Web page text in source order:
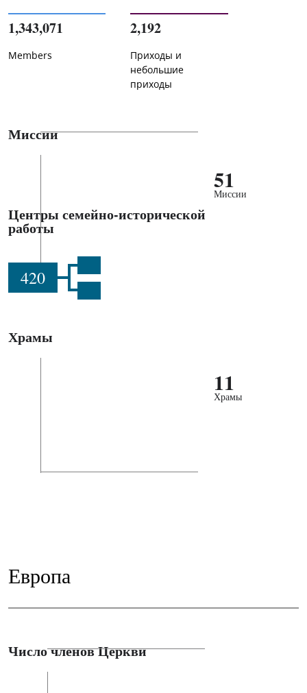
1,343,071
Members
2,192
Приходы и
небольшие
приходы
Миссии
51
Миссии
Центры семейно-исторической
работы
420
Храмы
11
Храмы
Европа
Число членов Церкви